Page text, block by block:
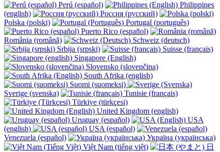
Perú (español)
Philippines
(english)
Россия (русский)
Polska (polski)
Portugal (português)
Puerto Rico (español)
România (română)
Schweiz (deutsch)
Srbija (srpski)
Suisse (français)
Singapore (English)
Slovensko (slovenčina)
South Afrika (english)
Suomi (suomeksi)
Sverige (svenska)
Tunisie (français)
Türkiye (türkçesi)
United Kingdom (english)
Uruguay (español)
USA
(english)
USA (español)
Venezuela (español)
Україна (українська)
Việt Nam (tiếng việt)
日